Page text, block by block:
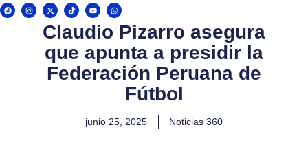
F
a
c
I
n
s
X
-
t
w
i
t
e
r
T
i
k
t
o
Y
o
u
t
u
e
W
h
a
p
p
Claudio Pizarro asegura
que apunta a presidir la
Federación Peruana de
Fútbol
junio 25, 2025 Noticias 360